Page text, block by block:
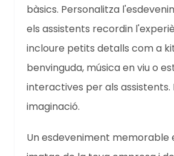
bàsics. Personalitza
els assistents recordin
incloure petits detalls com a
benvinguda, música en viu o
interactives per als assistents.
imaginació.
Un esdeveniment memorable